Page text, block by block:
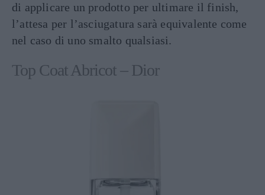
di applicare un prodotto per ultimare il finish,
l’attesa per l’asciugatura sarà equivalente come
nel caso di uno smalto qualsiasi.
Top Coat Abricot – Dior